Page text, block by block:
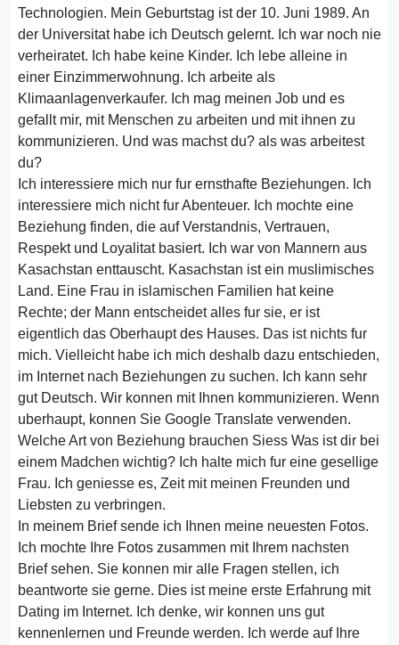
Technologien. Mein Geburtstag ist der 10. Juni 1989. An
der Universitat habe ich Deutsch gelernt. Ich war noch nie
verheiratet. Ich habe keine Kinder. Ich lebe alleine in
einer Einzimmerwohnung. Ich arbeite als
Klimaanlagenverkaufer. Ich mag meinen Job und es
gefallt mir, mit Menschen zu arbeiten und mit ihnen zu
kommunizieren. Und was machst du? als was arbeitest
du?
Ich interessiere mich nur fur ernsthafte Beziehungen. Ich
interessiere mich nicht fur Abenteuer. Ich mochte eine
Beziehung finden, die auf Verstandnis, Vertrauen,
Respekt und Loyalitat basiert. Ich war von Mannern aus
Kasachstan enttauscht. Kasachstan ist ein muslimisches
Land. Eine Frau in islamischen Familien hat keine
Rechte; der Mann entscheidet alles fur sie, er ist
eigentlich das Oberhaupt des Hauses. Das ist nichts fur
mich. Vielleicht habe ich mich deshalb dazu entschieden,
im Internet nach Beziehungen zu suchen. Ich kann sehr
gut Deutsch. Wir konnen mit Ihnen kommunizieren. Wenn
uberhaupt, konnen Sie Google Translate verwenden.
Welche Art von Beziehung brauchen Siess Was ist dir bei
einem Madchen wichtig? Ich halte mich fur eine gesellige
Frau. Ich geniesse es, Zeit mit meinen Freunden und
Liebsten zu verbringen.
In meinem Brief sende ich Ihnen meine neuesten Fotos.
Ich mochte Ihre Fotos zusammen mit Ihrem nachsten
Brief sehen. Sie konnen mir alle Fragen stellen, ich
beantworte sie gerne. Dies ist meine erste Erfahrung mit
Dating im Internet. Ich denke, wir konnen uns gut
kennenlernen und Freunde werden. Ich werde auf Ihre